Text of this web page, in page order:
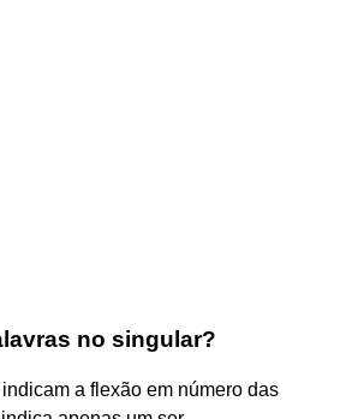
no singular?
a flexão em número das